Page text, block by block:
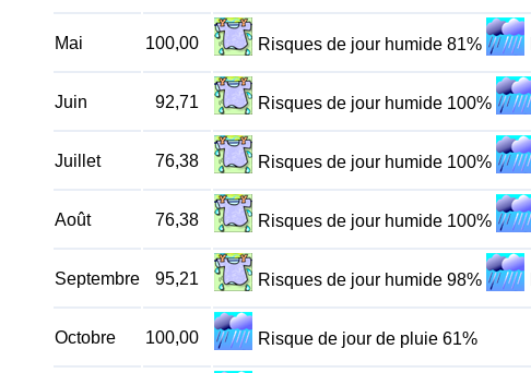
Mai 100,00 Risques de jour humide 81%
Juin 92,71 Risques de jour humide 100%
Juillet 76,38 Risques de jour humide 100%
Août 76,38 Risques de jour humide 100%
Septembre 95,21 Risques de jour humide 98%
Octobre 100,00 Risque de jour de pluie 61%